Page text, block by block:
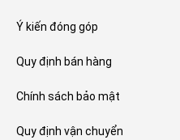
Ý kiến đóng góp
Quy định bán hàng
Chính sách bảo mật
Quy định vận chuyển